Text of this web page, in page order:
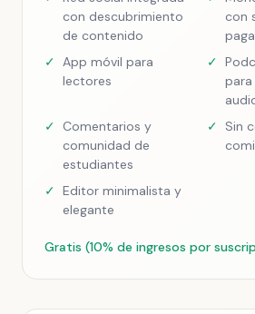
con descubrimiento
de contenido
con
✓ App móvil para
lectores
✓
para
✓
Comentarios y
comunidad de
estudiantes
✓
Sin
✓ Editor minimalista y
elegante
Gratis (10% de ingresos por